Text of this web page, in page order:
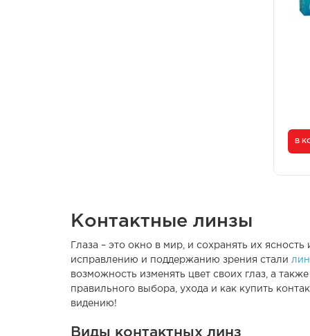
В
Контактные линзы
Глаза – это окно в мир, и сохранять их
исправлению и поддержанию зрения стали
возможность изменять цвет своих глаз, а
правильного выбора, ухода и как купить
видению!
Виды контактных линз